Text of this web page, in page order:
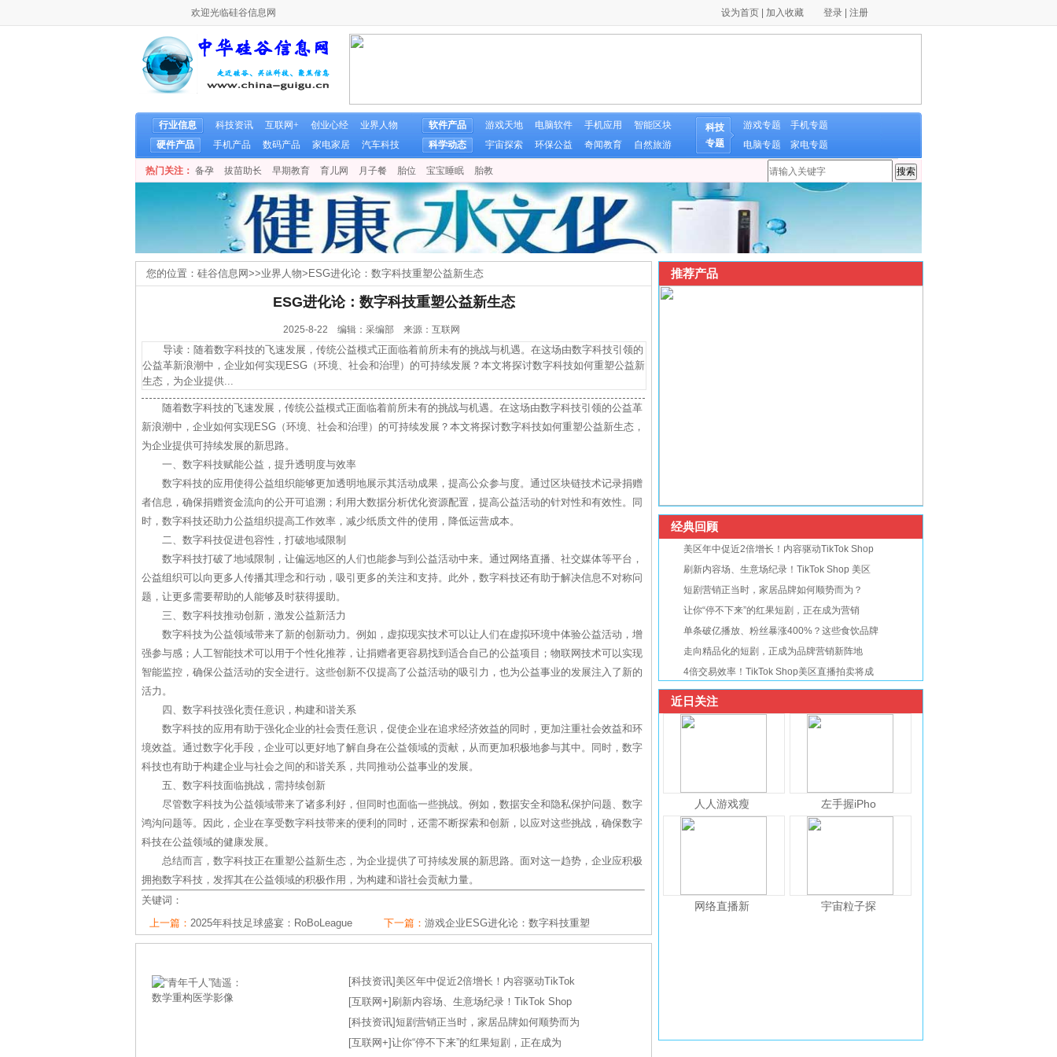
欢迎光临硅谷信息网 设为首页 加入收藏 登录 注册
行业信息 科技资讯 互联网+ 创业心经
业界人物
硬件产品
手机产品 数码产品 家电家居 汽车科技
软件产品 游戏天地 电脑软件 手机应用
智能区块
科学动态
宇宙探索 环保公益 奇闻教育 自然旅游
科技
专题
游戏专题
手机专题
电脑专题
家电专题
热门关注： 备孕 拔苗助长 早期教育 育儿网 月子餐 胎位 宝宝睡眠 胎教
您的位置： 硅谷信息网>>业界人物> ESG进化论：数字科技重塑公益新生态
ESG进化论：数字科技重塑公益新生态
2025-8-22 编辑：采编部 来源：互联网
导读：随着数字科技的飞速发展，传统公益模式正面临着前所未有的挑战与机遇。在这场由数字科技引领的
公益革新浪潮中，企业如何实现ESG（环境、社会和治理）的可持续发展？本文将探讨数字科技如何重塑公益新
生态，为企业提供...
随着数字科技的飞速发展，传统公益模式正面临着前所未有的挑战与机遇。在这场由数字科技引领的公益革
新浪潮中，企业如何实现ESG（环境、社会和治理）的可持续发展？本文将探讨数字科技如何重塑公益新生态，
为企业提供可持续发展的新思路。
一、数字科技赋能公益，提升透明度与效率
数字科技的应用使得公益组织能够更加透明地展示其活动成果，提高公众参与度。通过区块链技术记录捐赠
者信息，确保捐赠资金流向的公开可追溯；利用大数据分析优化资源配置，提高公益活动的针对性和有效性。同
时，数字科技还助力公益组织提高工作效率，减少纸质文件的使用，降低运营成本。
二、数字科技促进包容性，打破地域限制
数字科技打破了地域限制，让偏远地区的人们也能参与到公益活动中来。通过网络直播、社交媒体等平台，
公益组织可以向更多人传播其理念和行动，吸引更多的关注和支持。此外，数字科技还有助于解决信息不对称问
题，让更多需要帮助的人能够及时获得援助。
三、数字科技推动创新，激发公益新活力
数字科技为公益领域带来了新的创新动力。例如，虚拟现实技术可以让人们在虚拟环境中体验公益活动，增
强参与感；人工智能技术可以用于个性化推荐，让捐赠者更容易找到适合自己的公益项目；物联网技术可以实现
智能监控，确保公益活动的安全进行。这些创新不仅提高了公益活动的吸引力，也为公益事业的发展注入了新的
活力。
四、数字科技强化责任意识，构建和谐关系
数字科技的应用有助于强化企业的社会责任意识，促使企业在追求经济效益的同时，更加注重社会效益和环
境效益。通过数字化手段，企业可以更好地了解自身在公益领域的贡献，从而更加积极地参与其中。同时，数字
科技也有助于构建企业与社会之间的和谐关系，共同推动公益事业的发展。
五、数字科技面临挑战，需持续创新
尽管数字科技为公益领域带来了诸多利好，但同时也面临一些挑战。例如，数据安全和隐私保护问题、数字
鸿沟问题等。因此，企业在享受数字科技带来的便利的同时，还需不断探索和创新，以应对这些挑战，确保数字
科技在公益领域的健康发展。
总结而言，数字科技正在重塑公益新生态，为企业提供了可持续发展的新思路。面对这一趋势，企业应积极
拥抱数字科技，发挥其在公益领域的积极作用，为构建和谐社会贡献力量。
关键词：
上一篇： 2025年科技足球盛宴：RoBoLeague 下一篇： 游戏企业ESG进化论：数字科技重塑
[科技资讯] 美区年中促近2倍增长！内容驱动TikTok
[互联网+] 刷新内容场、生意场纪录！TikTok Shop
[科技资讯]短剧营销正当时，家居品牌如何顺势而为
[互联网+]让你“停不下来”的红果短剧，正在成为
推荐产品
经典回顾
美区年中促近2倍增长！内容驱动TikTok Shop
刷新内容场、生意场纪录！TikTok Shop 美区
短剧营销正当时，家居品牌如何顺势而为？
让你“停不下来”的红果短剧，正在成为营销
单条破亿播放、粉丝暴涨400%？这些食饮品牌
走向精品化的短剧，正成为品牌营销新阵地
4倍交易效率！TikTok Shop美区直播拍卖将成
近日关注
人人游戏瘦 左手握iPho
网络直播新 宇宙粒子探